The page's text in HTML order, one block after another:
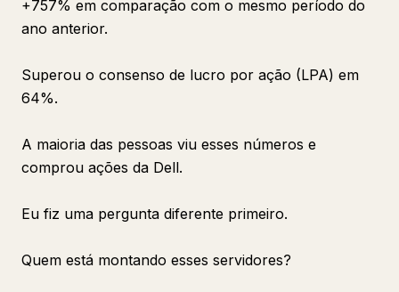
+757% em comparação com o mesmo período do
ano anterior.
Superou o consenso de lucro por ação (LPA) em
64%.
A maioria das pessoas viu esses números e
comprou ações da Dell.
Eu fiz uma pergunta diferente primeiro.
Quem está montando esses servidores?